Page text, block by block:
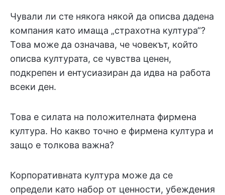
Чували ли сте някога някой да описва дадена
компания като имаща „страхотна култура“?
Това може да означава, че човекът, който
описва културата, се чувства ценен,
подкрепен и ентусиазиран да идва на работа
всеки ден.
Това е силата на положителната фирмена
култура. Но какво точно е фирмена култура и
защо е толкова важна?
Корпоративната култура може да се
определи като набор от ценности, убеждения